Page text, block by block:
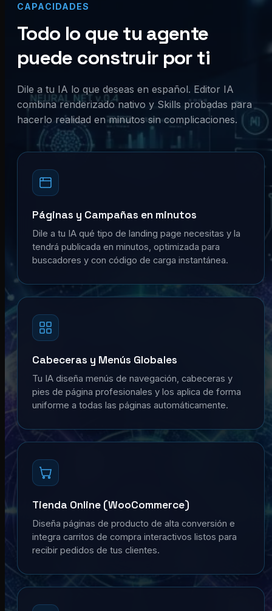
CAPACIDADES
Todo lo que tu agente
puede construir por ti
Dile a tu IA lo que deseas en español. Editor IA
combina renderizado nativo y Skills probadas para
hacerlo realidad en minutos sin complicaciones.
Páginas y Campañas en minutos
Dile a tu IA qué tipo de landing page necesitas y la
tendrá publicada en minutos, optimizada para
buscadores y con código de carga instantánea.
Cabeceras y Menús Globales
Tu IA diseña menús de navegación, cabeceras y
pies de página profesionales y los aplica de forma
uniforme a todas las páginas automáticamente.
Tienda Online (WooCommerce)
Diseña páginas de producto de alta conversión e
integra carritos de compra interactivos listos para
recibir pedidos de tus clientes.